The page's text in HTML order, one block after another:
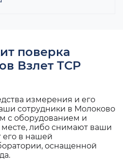
поверка
Взлет ТСР
измерения и его
сотрудники в Молоково
с оборудованием и
месте, либо снимают ваши
в нашей
оснащенной